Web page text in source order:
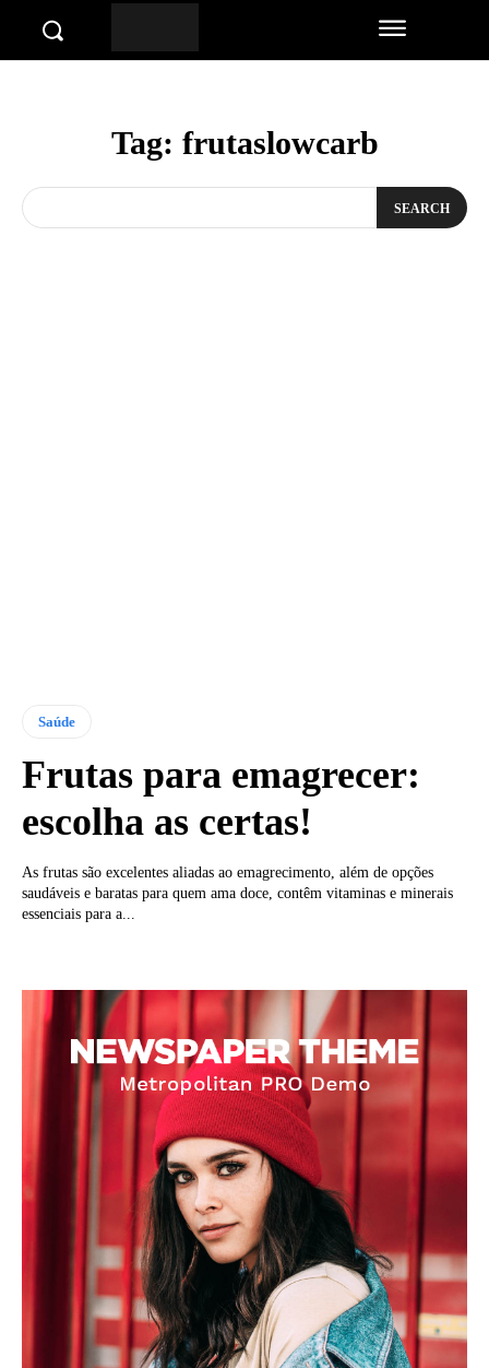
Tag: frutaslowcarb
SEARCH
Saúde
Frutas para emagrecer:
escolha as certas!
As frutas são excelentes aliadas ao emagrecimento, além de opções
saudáveis e baratas para quem ama doce, contêm vitaminas e minerais
essenciais para a...